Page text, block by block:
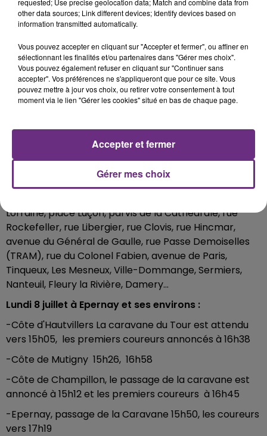
Les bons plans :
Privilégiez le train pour profiter au mieux du passage
des tarifs préférentiels :
Offres spéciales ter Tour de France
publicitaires !
Lundi 8 juillet à Reims à partir de 14h04 :
Les coureurs et la caravane traversent la Cité des
Sacres par le boulevard Jamin, avenue Jean-Jaurès,
Lorraine, place Luçon, parvis de la Cathédrale, rue
Rockefeller, rue Libergier, rue Clovis, rue Hincmar,
avenue du Général de Gaulle, rue Passe Demoiselles
(TRAM), rue du Colonel Fabien, avenue de Paris,
Tinqueux, Les Mesneux, Ville-Dommange, Sermiers,
Nanteuil, Fleury la Rivière, Damery...
Lundi 8 juillet à Epernay et ses environs :
-Côte d'Hautvillers La caravane du Tour est attendu
vers 15h05, les premiers coureurs annoncés à 16h38
-Côte de Mutigny 15h26, 16h58
-Côte de Champillon, le passage de la caravane est
annoncé à 15h12 et les premiers coureurs à 16h45
-Epernay, passage de la Caravane 15h50, les coureurs
vers 17h19
requested; Use precise geolocation data; Match and combine data from
other data sources; Link different devices; Identify devices based on
information transmitted automatically.
Vous pouvez accepter en cliquant sur "Accepter et fermer", ou affiner en
sélectionnant les finalités et/ou partenaires dans "Gérer mes choix".
Vous pouvez également refuser en cliquant sur "Continuer sans
accepter". Vos préférences ne s'appliqueront que pour ce site. Vous
pouvez mettre à jour vos choix, ou retirer votre consentement à tout
moment via le lien "Gérer les cookies" situé en bas de chaque page.
Gérer mes choix
Accepter et fermer